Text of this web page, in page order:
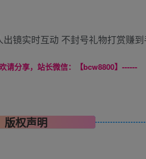
请分享，站长微信：【bcw8800】------
版权声明